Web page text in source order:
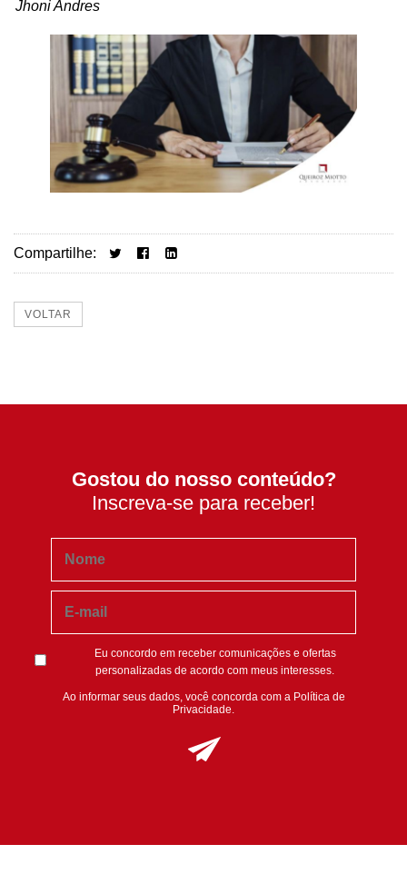
Jhoni Andres
Compartilhe:
VOLTAR
Gostou do nosso conteúdo?
Inscreva-se para receber!
Eu concordo em receber comunicações e ofertas
personalizadas de acordo com meus interesses.
Ao informar seus dados, você concorda com a Política de
Privacidade.